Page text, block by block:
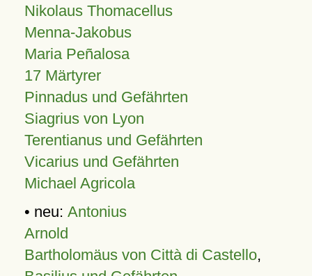
Nikolaus Thomacellus
Menna-Jakobus
Maria Peñalosa
17 Märtyrer
Pinnadus und Gefährten
Siagrius von Lyon
Terentianus und Gefährten
Vicarius und Gefährten
Michael Agricola
• neu: Antonius
Arnold
Bartholomäus von Città di Castello,